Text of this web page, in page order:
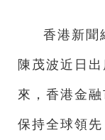
香港新
陳茂波近日
來，香港金
保持全球領